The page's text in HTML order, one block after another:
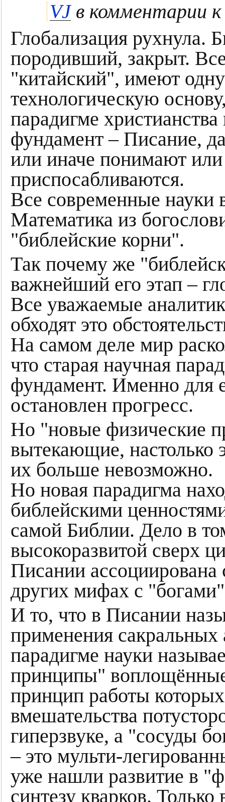
VJв комментарии
Глобализация рухнула.
породивший, закрыт.
"китайский", имеют
технологическую
парадигме
фундамент – Писание,
или иначе понимают
приспосабливаются.
Все современные
Математика из
"библейские корни".
Так почему же
важнейший его этап –
Все уважаемые
обходят это
На самом деле мир
что старая научная
фундамент. Именно для
остановлен прогресс.
Но "новые физические
вытекающие, настолько
их больше невозможно.
Но новая парадигма
библейскими
самой Библии. Дело в
высокоразвитой сверх
Писании
других мифах с
И то, что в Писании
применения сакральных
парадигме науки
принципы"
принцип работы которых
вмешательства
гиперзвуке, а "сосуды
– это мульти-
уже нашли развитие в
синтезу кварков. Только